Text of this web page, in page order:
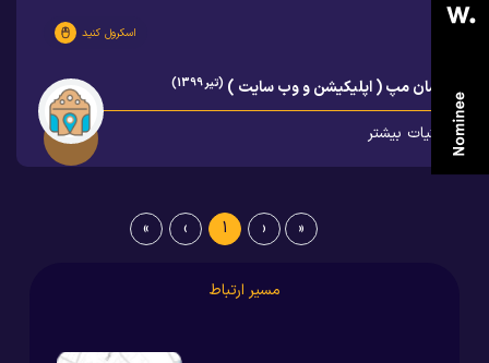
اسکرول کنید
کاشان مپ ( اپلیکیشن و وب سایت ) (تیر 1399)
جزئیات بیشتر
«
‹
1
›
»
مسیر ارتباط